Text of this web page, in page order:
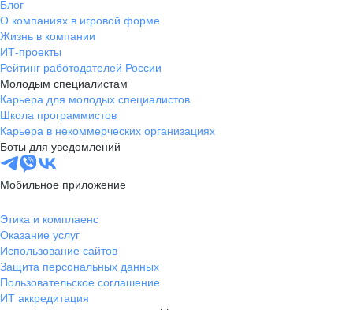
Блог
О компаниях в игровой форме
Жизнь в компании
ИТ-проекты
Рейтинг работодателей России
Молодым специалистам
Карьера для молодых специалистов
Школа программистов
Карьера в некоммерческих организациях
Боты для уведомлений
Мобильное приложение
Этика и комплаенс
Оказание услуг
Использование сайтов
Защита персональных данных
Пользовательское соглашение
ИТ аккредитация